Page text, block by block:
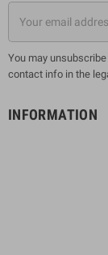
You may
contact info in the
INFORMATION